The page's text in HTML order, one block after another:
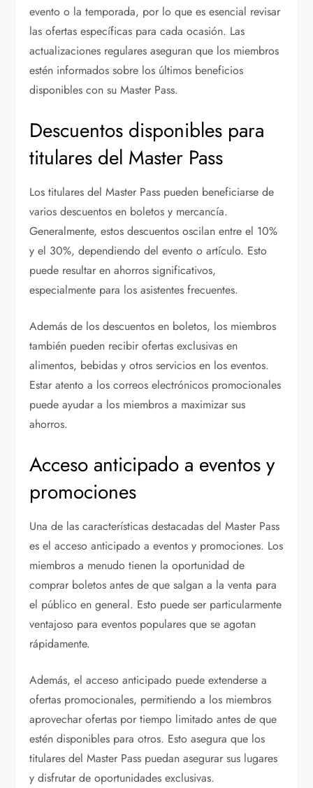
evento o la temporada, por lo que es esencial revisar
las ofertas específicas para cada ocasión. Las
actualizaciones regulares aseguran que los miembros
estén informados sobre los últimos beneficios
disponibles con su Master Pass.
Descuentos disponibles para
titulares del Master Pass
Los titulares del Master Pass pueden beneficiarse de
varios descuentos en boletos y mercancía.
Generalmente, estos descuentos oscilan entre el 10%
y el 30%, dependiendo del evento o artículo. Esto
puede resultar en ahorros significativos,
especialmente para los asistentes frecuentes.
Además de los descuentos en boletos, los miembros
también pueden recibir ofertas exclusivas en
alimentos, bebidas y otros servicios en los eventos.
Estar atento a los correos electrónicos promocionales
puede ayudar a los miembros a maximizar sus
ahorros.
Acceso anticipado a eventos y
promociones
Una de las características destacadas del Master Pass
es el acceso anticipado a eventos y promociones. Los
miembros a menudo tienen la oportunidad de
comprar boletos antes de que salgan a la venta para
el público en general. Esto puede ser particularmente
ventajoso para eventos populares que se agotan
rápidamente.
Además, el acceso anticipado puede extenderse a
ofertas promocionales, permitiendo a los miembros
aprovechar ofertas por tiempo limitado antes de que
estén disponibles para otros. Esto asegura que los
titulares del Master Pass puedan asegurar sus lugares
y disfrutar de oportunidades exclusivas.